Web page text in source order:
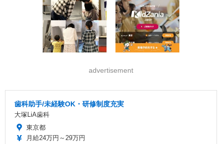
advertisement
歯科助手/未経験OK・研修制度充実
大塚LiA歯科
東京都
月給24万円～29万円